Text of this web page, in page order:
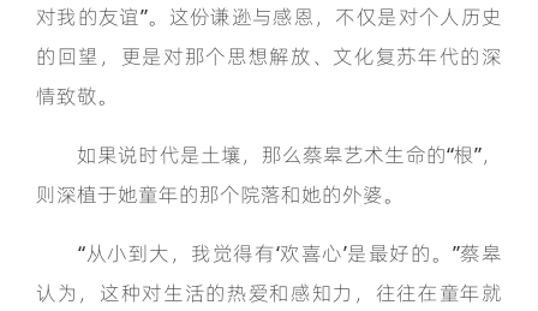
对我的友谊”。这份谦逊与感恩，不仅是对个人历史
的回望，更是对那个思想解放、文化复苏年代的深
情致敬。
如果说时代是土壤，那么蔡皋艺术生命的“根”，
则深植于她童年的那个院落和她的外婆。
“从小到大，我觉得有‘欢喜心’是最好的。”蔡皋
认为，这种对生活的热爱和感知力，往往在童年就